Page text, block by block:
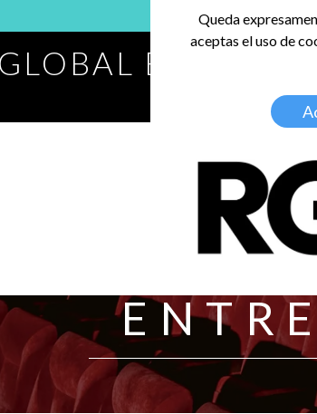
BALDOSA
Queda
aceptas el uso de